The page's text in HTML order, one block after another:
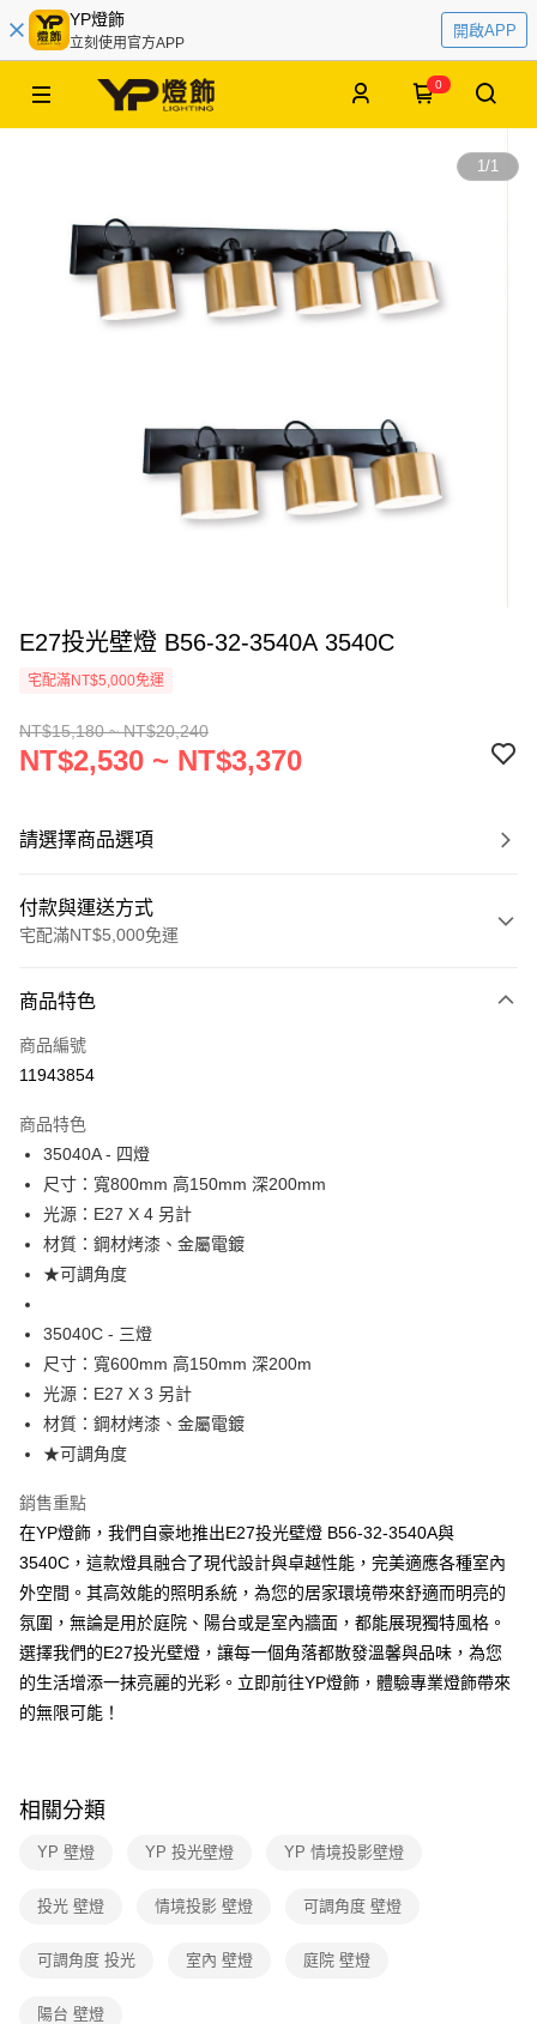
YP燈飾
立刻使用官方APP
開啟APP
0
1/1
E27投光壁燈 B56-32-3540A 3540C
宅配滿NT$5,000免運
NT$15,180 ~ NT$20,240
NT$2,530 ~ NT$3,370
請選擇商品選項
付款與運送方式
宅配滿NT$5,000免運
信用卡一次付款
LINE Pay
街口支付
悠遊付
Google Pay
全盈+PAY
AFTEE先享後付
相關說明
【關於「AFTEE先享後付」】
AFTEE先享後付是「在收到商品之後才付款」的支付方式。 讓您購物簡單
便利好安心！
１．簡單：不需註冊會員、不需綁卡、不需儲值。
【「AFTEE先享後付」結帳流程】
１．於結帳方式選擇「AFTEE先享後付」後，將跳轉至「AFTEE先享後付」
結帳頁面，進行簡訊認證並確認金額後，即可完成結帳。
２．訂單成立數日內，您將收到繳費通知簡訊。
３．收到繳費通知簡訊後14天內，點擊此簡訊中的連結，可透過四大超商／
ATM／網路銀行／等多元方式進行付款，方視為交易完成。
※ 請注意：結帳手續完成當下不需立刻繳費，但若您需要取消訂單，請聯絡
購買商品的店家。未經商家同意取消之訂單仍視為有效，需透過AFTEE先享
後付繳納相關費用。
【注意事項】
易，需依本服務之必要範圍內提供個人資料，並將交易相關給付款項請求債
２．關於個人資料處理事宜，請瀏覽以下網址：
「AFTEE先享後付」，若未經同意申辦者引起之損失，本公司不負相關責
４．使用「AFTEE先享後付」時，將依據個別帳號之用戶狀況，依本公司即
ATM付款
運送方式
新竹貨運宅配
每筆NT$180，滿NT$5,000(含以上)免運費
商品特色
商品編號
11943854
商品特色
35040A - 四燈
尺寸：寬800mm 高150mm 深200mm
光源：E27 X 4 另計
材質：鋼材烤漆、金屬電鍍
★可調角度
35040C - 三燈
尺寸：寬600mm 高150mm 深200m
光源：E27 X 3 另計
材質：鋼材烤漆、金屬電鍍
★可調角度
銷售重點
在YP燈飾，我們自豪地推出E27投光壁燈 B56-32-3540A與
3540C，這款燈具融合了現代設計與卓越性能，完美適應各種室內
外空間。其高效能的照明系統，為您的居家環境帶來舒適而明亮的
氛圍，無論是用於庭院、陽台或是室內牆面，都能展現獨特風格。
選擇我們的E27投光壁燈，讓每一個角落都散發溫馨與品味，為您
的生活增添一抹亮麗的光彩。立即前往YP燈飾，體驗專業燈飾帶來
的無限可能！
相關分類
YP 壁燈 YP 投光壁燈 YP 情境投影壁燈
投光 壁燈 情境投影 壁燈 可調角度 壁燈
可調角度 投光 室內 壁燈 庭院 壁燈
陽台 壁燈